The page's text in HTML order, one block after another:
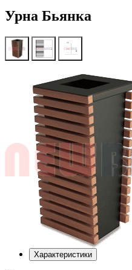
Урна Бьянка
Характеристики